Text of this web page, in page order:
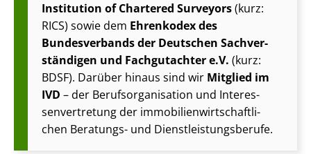
Institution of Chartered Surveyors(kurz:
RICS) sowie dem Ehrenkodex des
Bundesverbands der Deutschen Sach­ver­
stän­di­gen und Fachgutachter e.V. (kurz:
BDSF). Darüber hinaus sind wir Mitglied im
IVD – der Be­rufs­or­ga­ni­sa­ti­on und In­ter­es­
sen­ver­tre­tung der im­mo­bi­li­en­wirt­schaft­li­
chen Beratungs- und Dienst­leis­tungs­be­ru­fe.